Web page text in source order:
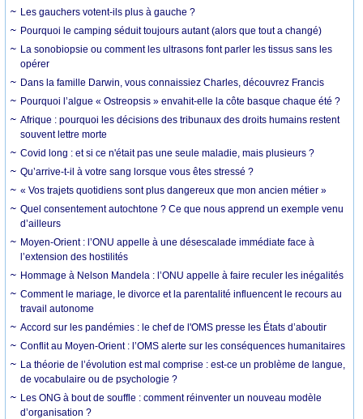
Les gauchers votent-ils plus à gauche ?
Pourquoi le camping séduit toujours autant (alors que tout a changé)
La sonobiopsie ou comment les ultrasons font parler les tissus sans les
opérer
Dans la famille Darwin, vous connaissiez Charles, découvrez Francis
Pourquoi l’algue « Ostreopsis » envahit-elle la côte basque chaque été ?
Afrique : pourquoi les décisions des tribunaux des droits humains restent
souvent lettre morte
Covid long : et si ce n'était pas une seule maladie, mais plusieurs ?
Qu’arrive-t-il à votre sang lorsque vous êtes stressé ?
« Vos trajets quotidiens sont plus dangereux que mon ancien métier »
Quel consentement autochtone ? Ce que nous apprend un exemple venu
d’ailleurs
Moyen-Orient : l’ONU appelle à une désescalade immédiate face à
l’extension des hostilités
Hommage à Nelson Mandela : l’ONU appelle à faire reculer les inégalités
Comment le mariage, le divorce et la parentalité influencent le recours au
travail autonome
Accord sur les pandémies : le chef de l'OMS presse les États d’aboutir
Conflit au Moyen-Orient : l’OMS alerte sur les conséquences humanitaires
La théorie de l’évolution est mal comprise : est-ce un problème de langue,
de vocabulaire ou de psychologie ?
Les ONG à bout de souffle : comment réinventer un nouveau modèle
d’organisation ?